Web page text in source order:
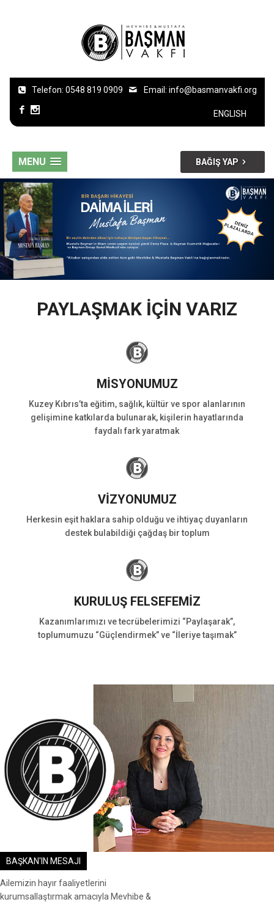
Telefon: 0548 819 0909 Email: info@basmanvakfi.org
ENGLISH
BAĞIŞ YAP
MENU
PAYLAŞMAK İÇİN VARIZ
MİSYONUMUZ
Kuzey Kıbrıs’ta eğitim, sağlık, kültür ve spor alanlarının
gelişimine katkılarda bulunarak, kişilerin hayatlarında
faydalı fark yaratmak
VİZYONUMUZ
Herkesin eşit haklara sahip olduğu ve ihtiyaç duyanların
destek bulabildiği çağdaş bir toplum
KURULUŞ FELSEFEMİZ
Kazanımlarımızı ve tecrübelerimizi “Paylaşarak”,
toplumumuzu “Güçlendirmek” ve “İleriye taşımak”
BAŞKAN'IN MESAJI
Ailemizin hayır faaliyetlerini
kurumsallaştırmak amacıyla Mevhibe &